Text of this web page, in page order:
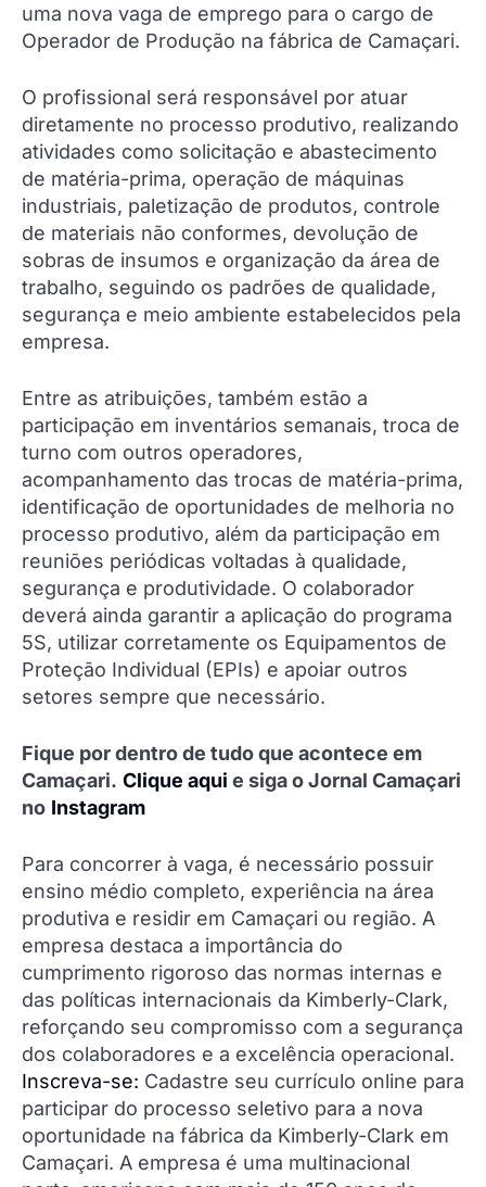
uma nova vaga de emprego para o cargo de
Operador de Produção na fábrica de Camaçari.
O profissional será responsável por atuar
diretamente no processo produtivo, realizando
atividades como solicitação e abastecimento
de matéria-prima, operação de máquinas
industriais, paletização de produtos, controle
de materiais não conformes, devolução de
sobras de insumos e organização da área de
trabalho, seguindo os padrões de qualidade,
segurança e meio ambiente estabelecidos pela
empresa.
Entre as atribuições, também estão a
participação em inventários semanais, troca de
turno com outros operadores,
acompanhamento das trocas de matéria-prima,
identificação de oportunidades de melhoria no
processo produtivo, além da participação em
reuniões periódicas voltadas à qualidade,
segurança e produtividade. O colaborador
deverá ainda garantir a aplicação do programa
5S, utilizar corretamente os Equipamentos de
Proteção Individual (EPIs) e apoiar outros
setores sempre que necessário.
Fique por dentro de tudo que acontece em
Camaçari. Clique aqui e siga o Jornal Camaçari
no Instagram
Para concorrer à vaga, é necessário possuir
ensino médio completo, experiência na área
produtiva e residir em Camaçari ou região. A
empresa destaca a importância do
cumprimento rigoroso das normas internas e
das políticas internacionais da Kimberly-Clark,
reforçando seu compromisso com a segurança
dos colaboradores e a excelência operacional.
Inscreva-se: Cadastre seu currículo online para
participar do processo seletivo para a nova
oportunidade na fábrica da Kimberly-Clark em
Camaçari. A empresa é uma multinacional